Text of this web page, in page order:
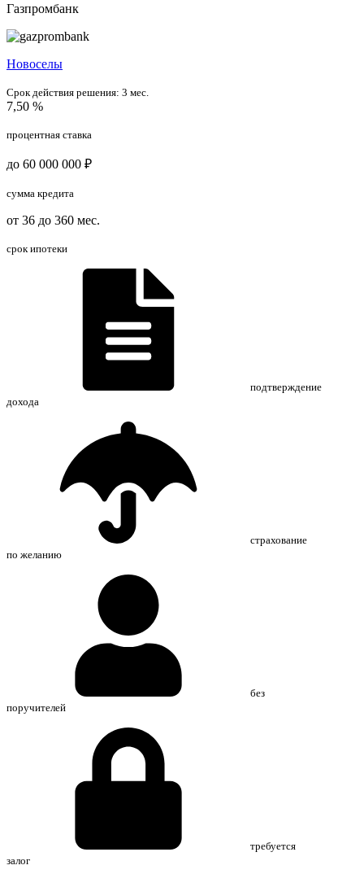
Газпромбанк
Новоселы
Срок действия решения: 3 мес.
7,50 %
процентная ставка
до 60 000 000 ₽
сумма кредита
от 36 до 360 мес.
срок ипотеки
подтверждение
дохода
страхование
по желанию
без
поручителей
требуется
залог